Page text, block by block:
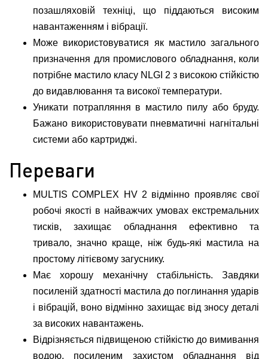
позашляховій техніці, що піддаються високим
навантаженням і вібрації.
Може використовуватися як мастило загального
призначення для промислового обладнання, коли
потрібне мастило класу NLGI 2 з високою стійкістю
до видавлювання та високої температури.
Уникати потрапляння в мастило пилу або бруду.
Бажано використовувати пневматичні нагнітальні
системи або картриджі.
Переваги
MULTIS COMPLEX HV 2 відмінно проявляє свої
робочі якості в найважчих умовах екстремальних
тисків, захищає обладнання ефективно та
тривало, значно краще, ніж будь-які мастила на
простому літієвому загуснику.
Має хорошу механічну стабільність. Завдяки
посиленій здатності мастила до поглинання ударів
і вібрацій, воно відмінно захищає від зносу деталі
за високих навантажень.
Відрізняється підвищеною стійкістю до вимивання
водою, посиленим захистом обладнання від